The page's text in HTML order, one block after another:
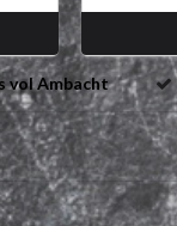
vol Ambacht